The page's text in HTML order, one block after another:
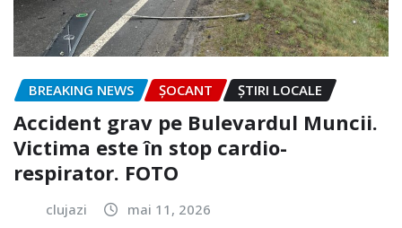
BREAKING NEWS ȘOCANT ȘTIRI LOCALE
Accident grav pe Bulevardul Muncii.
Victima este în stop cardio-
respirator. FOTO
clujazi mai 11, 2026